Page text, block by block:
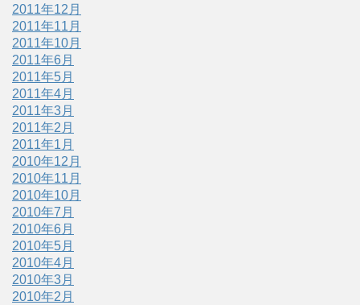
2011年12月
2011年11月
2011年10月
2011年6月
2011年5月
2011年4月
2011年3月
2011年2月
2011年1月
2010年12月
2010年11月
2010年10月
2010年7月
2010年6月
2010年5月
2010年4月
2010年3月
2010年2月